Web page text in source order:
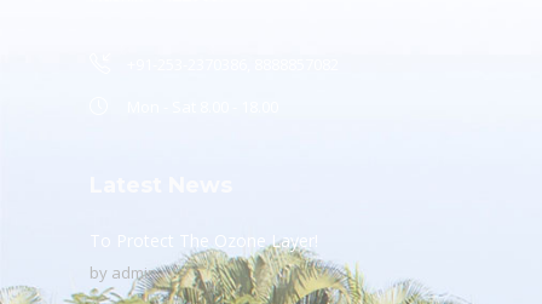
To Protect The Ozone Layer!
by admin